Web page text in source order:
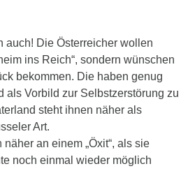
auch! Die Österreicher wollen
ins Reich“, sondern wünschen
bekommen. Die haben genug
als Vorbild zur Selbstzerstörung zu
steht ihnen näher als
Art.
an einem „Öxit“, als sie
noch einmal wieder möglich